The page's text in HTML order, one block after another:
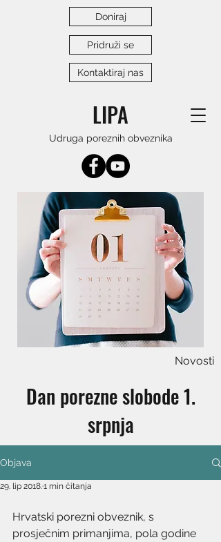
LIPA
Udruga poreznih obveznika
Doniraj
Pridruži se
Kontaktiraj nas
Novosti
Dan porezne slobode 1.
srpnja
Objava
29. lip 2018.1 min čitanja
Hrvatski porezni obveznik, s
prosječnim primanjima, pola godine